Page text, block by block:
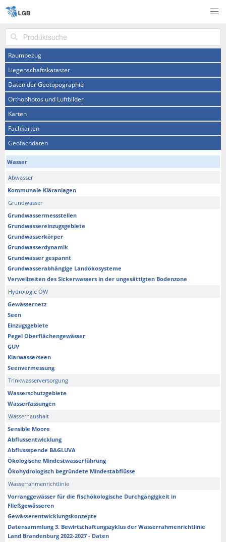
Produktsuche
Raumbezug
Liegenschaftskataster
Daten der Geotopographie
Orthophotos und Luftbilder
Karten
Fachkarten
Geofachdaten
Wasser
Abwasser
Kommunale Kläranlagen
Grundwasser
Grundwassermessstellen
Grundwassereinzugsgebiete
Grundwasserkörper
Grundwasserdynamik
Grundwasser gespannt
Grundwasserabhängige Landökosysteme
Verweilzeiten des Sickerwassers in der ungesättigten Bodenzone
Hydrologie OW
Gewässernetz
Seen
Einzugsgebiete
Pegel Oberflächengewässer
GUV
Klarwasserseen
Seenvermessung
Trinkwasserversorgung
Wasserschutzgebiete
Wasserfassungen
Wasserhaushalt
Sensible Moore
Abflussentwicklung
Abflussspende BAGLUVA
Ökologische Mindestwasserführung
Ökohydrologisch begründete Mindestabflüsse
Wasserrahmenrichtlinie
Vorranggewässer für die fischökologische Durchgängigkeit in
Fließgewässeren
Gewässerentwicklungskonzepte
Datensammlung 3. Bewirtschaftungszyklus der Wasserrahmenrichtlinie
Land Brandenburg 2022-2027 - Daten